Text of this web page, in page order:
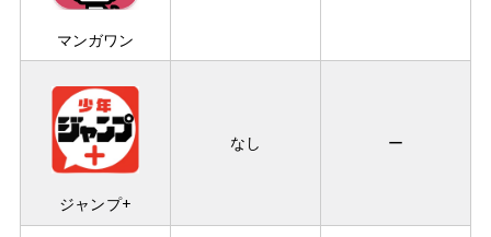
マンガワン
ジャンプ+
なし ー